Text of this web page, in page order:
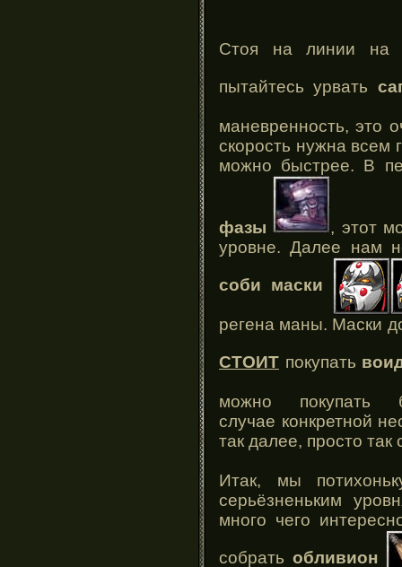
Стоя на линии на
пытайтесь урвать
маневренность, это
скорость нужна всем
можно быстрее. В
фазы
, этот
уровне. Далее нам
соби маски
регена маны. Маски
СТОИТ покупать
можно
случае конкретной
так далее, просто так
Итак, мы
серьёзненьким
много чего
собрать обливион